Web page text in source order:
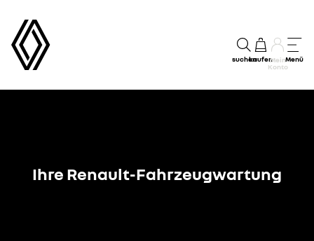
suchenkaufenMein
Konto
Menü
Ihre Renault-Fahrzeugwartung